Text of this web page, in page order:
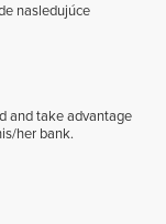
nasledujúce
and take advantage
her bank.